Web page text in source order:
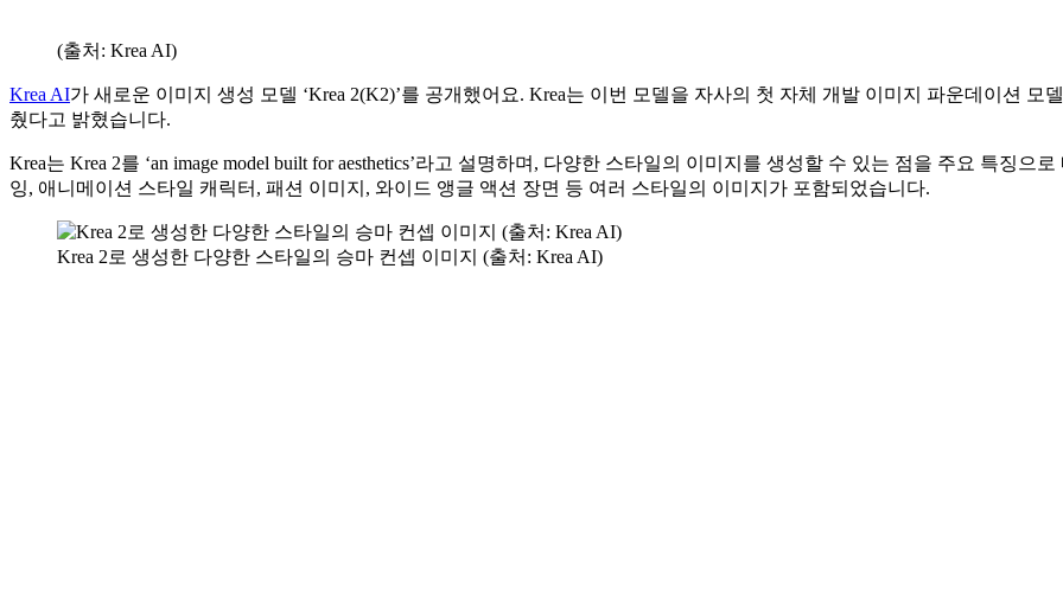
(출처: Krea AI)
Krea AI가 새로운 이미지 생성 모델 ‘Krea 2(K2)’를 공개했어요. Krea는 이번 모델을 자사의 첫 자체 개발 이미지 파운데이션
췄다고 밝혔습니다.
Krea는 Krea 2를 ‘an image model built for aesthetics’라고 설명하며, 다양한 스타일의 이미지를 생성할 수 있는 점을 주요 특징
잉, 애니메이션 스타일 캐릭터, 패션 이미지, 와이드 앵글 액션 장면 등 여러 스타일의 이미지가 포함되었습니다.
Krea 2로 생성한 다양한 스타일의 승마 컨셉 이미지 (출처: Krea AI)